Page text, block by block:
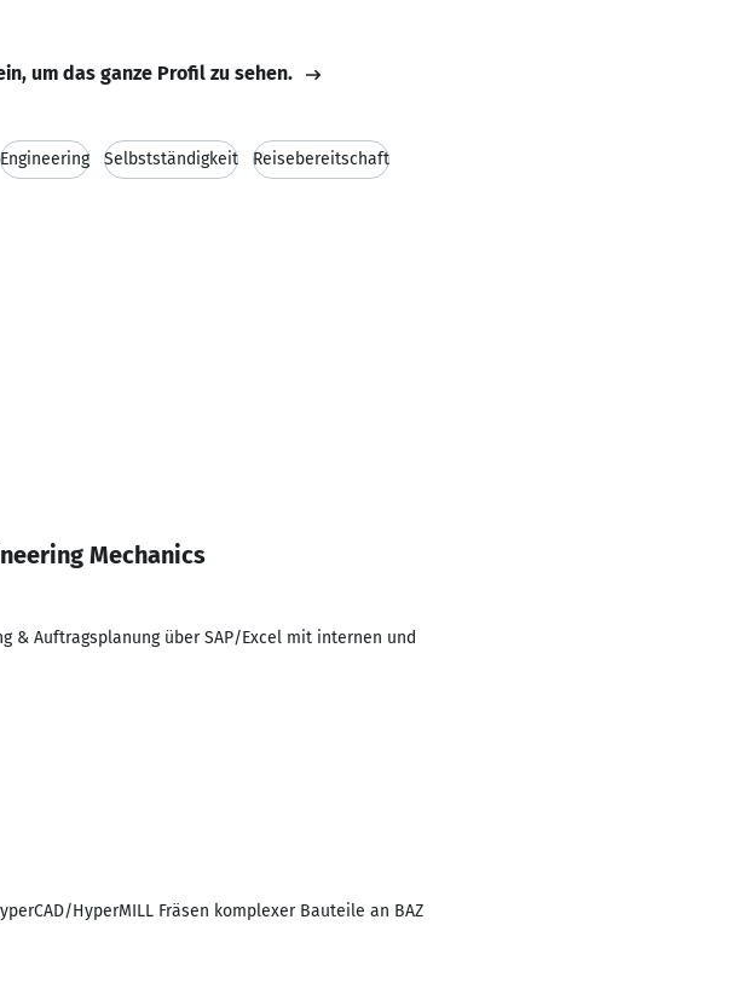
um das ganze Profil zu sehen.
Engineering Selbstständigkeit Reisebereitschaft
Mechanics
& Auftragsplanung über SAP/Excel mit internen und
HyperMILL Fräsen komplexer Bauteile an BAZ